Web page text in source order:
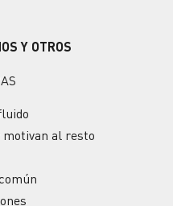
Y OTROS
motivan al resto